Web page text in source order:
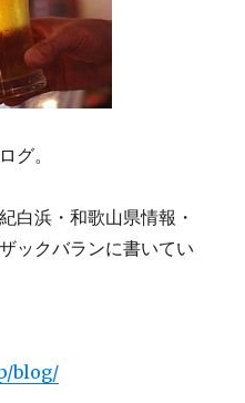
グ。
白浜・和歌山県情報・
ックバランに書いてい
blog/